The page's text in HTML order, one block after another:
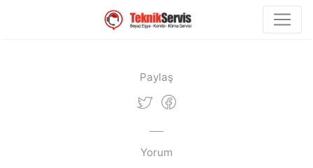
Paylaş
Yorum